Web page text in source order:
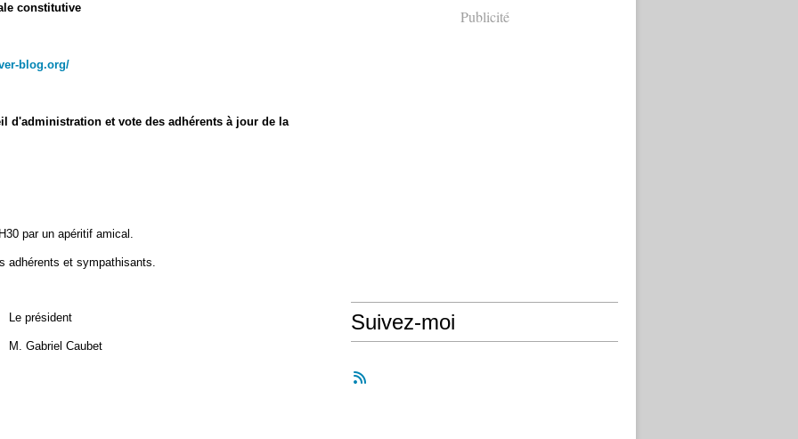
constitutive
blog.org/
et vote des adhérents à jour de la
par un apéritif amical.
adhérents et sympathisants.
Publicité
Suivez-moi